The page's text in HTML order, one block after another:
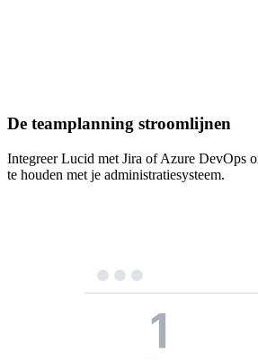
De teamplanning stroomlijnen
Integreer Lucid met Jira of Azure DevOps
te houden met je administratiesysteem.